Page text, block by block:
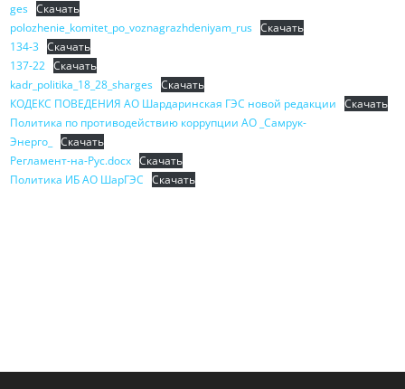
ges Скачать
polozhenie_komitet_po_voznagrazhdeniyam_rus Скачать
134-3 Скачать
137-22 Скачать
kadr_politika_18_28_sharges Скачать
КОДЕКС ПОВЕДЕНИЯ АО Шардаринская ГЭС новой редакции
Скачать
Политика по противодействию коррупции АО _Самрук-
Энерго_
Скачать
Регламент-на-Рус.docx Скачать
Политика ИБ АО ШарГЭС
Скачать